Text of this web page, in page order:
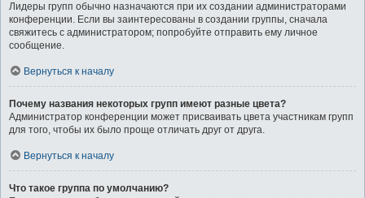
Лидеры групп обычно назначаются при их создании администраторами
конференции. Если вы заинтересованы в создании группы, сначала
свяжитесь с администратором; попробуйте отправить ему личное
сообщение.
Вернуться к началу
Почему названия некоторых групп имеют разные цвета?
Администратор конференции может присваивать цвета участникам групп
для того, чтобы их было проще отличать друг от друга.
Вернуться к началу
Что такое группа по умолчанию?